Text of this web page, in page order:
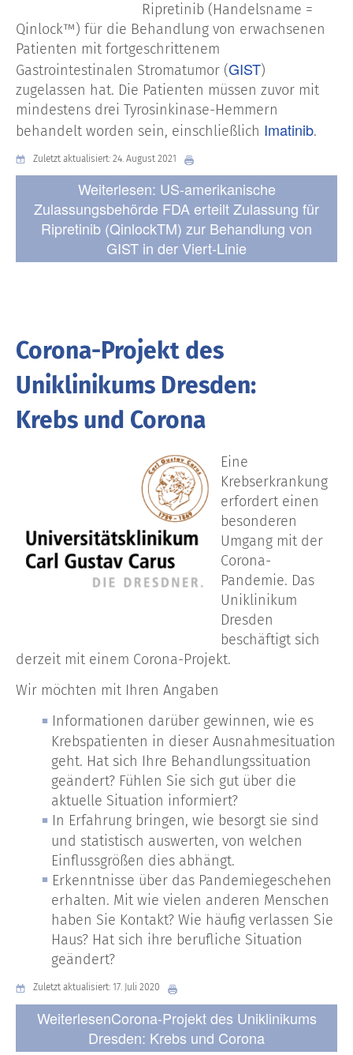
Ripretinib (Handelsname =
Qinlock™) für die Behandlung von erwachsenen
Patienten mit fortgeschrittenem
Gastrointestinalen Stromatumor (GIST)
zugelassen hat. Die Patienten müssen zuvor mit
mindestens drei Tyrosinkinase-Hemmern
behandelt worden sein, einschließlich Imatinib.
Zuletzt aktualisiert: 24. August 2021
Weiterlesen: US-amerikanische
Zulassungsbehörde FDA erteilt Zulassung für
Ripretinib (QinlockTM) zur Behandlung von
GIST in der Viert-Linie
Corona-Projekt des
Uniklinikums Dresden:
Krebs und Corona
Eine
Krebserkrankung
erfordert einen
besonderen
Umgang mit der
Corona-
Pandemie. Das
Uniklinikum
Dresden
beschäftigt sich
derzeit mit einem Corona-Projekt.
Wir möchten mit Ihren Angaben
Informationen darüber gewinnen, wie es
Krebspatienten in dieser Ausnahmesituation
geht. Hat sich Ihre Behandlungssituation
geändert? Fühlen Sie sich gut über die
aktuelle Situation informiert?
In Erfahrung bringen, wie besorgt sie sind
und statistisch auswerten, von welchen
Einflussgrößen dies abhängt.
Erkenntnisse über das Pandemiegeschehen
erhalten. Mit wie vielen anderen Menschen
haben Sie Kontakt? Wie häufig verlassen Sie
Haus? Hat sich ihre berufliche Situation
geändert?
Zuletzt aktualisiert: 17. Juli 2020
WeiterlesenCorona-Projekt des Uniklinikums
Dresden: Krebs und Corona